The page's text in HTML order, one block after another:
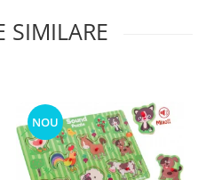
SIMILARE
NOU